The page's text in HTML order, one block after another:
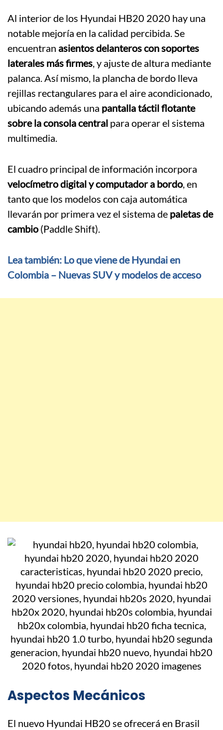
Al interior de los Hyundai HB20 2020 hay una
notable mejoría en la calidad percibida. Se
encuentran asientos delanteros con soportes
laterales más firmes, y ajuste de altura mediante
palanca. Así mismo, la plancha de bordo lleva
rejillas rectangulares para el aire acondicionado,
ubicando además una pantalla táctil flotante
sobre la consola central para operar el sistema
multimedia.
El cuadro principal de información incorpora
velocímetro digital y computador a bordo, en
tanto que los modelos con caja automática
llevarán por primera vez el sistema de paletas de
cambio(Paddle Shift).
Lea también: Lo que viene de Hyundai en
Colombia – Nuevas SUV y modelos de acceso
Aspectos Mecánicos
El nuevo Hyundai HB20 se ofrecerá en Brasil